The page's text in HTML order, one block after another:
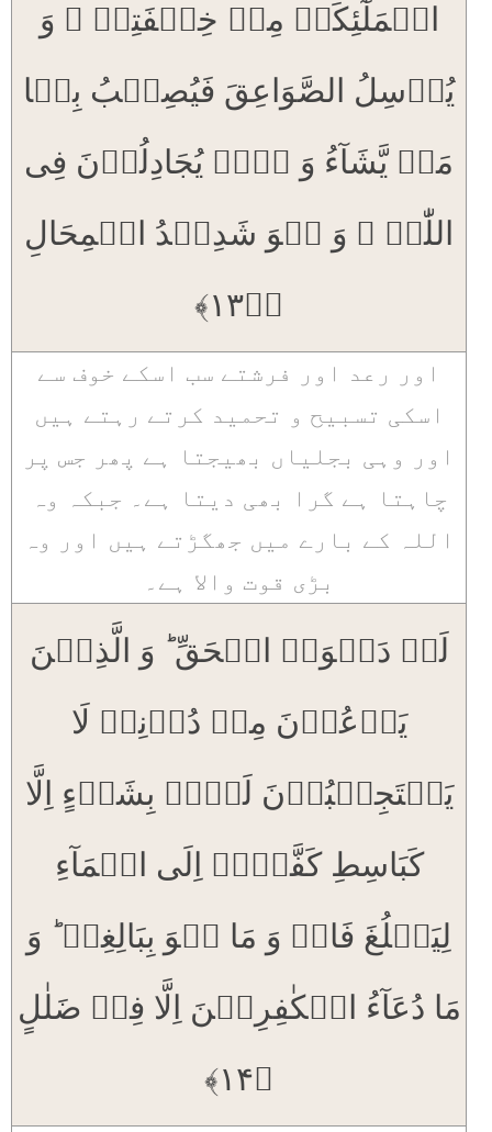
الۡمَلٰٓئِکَۃُ مِنۡ خِیۡفَتِہٖ ۚ وَ
یُرۡسِلُ الصَّوَاعِقَ فَیُصِیۡبُ بِہَا
مَنۡ یَّشَآءُ وَ ہُمۡ یُجَادِلُوۡنَ فِی
اللّٰہِ ۚ وَ ہُوَ شَدِیۡدُ الۡمِحَالِ
﴿ؕ۱۳﴾
اور رعد اور فرشتے سب اسکے خوف سے
اسکی تسبیح و تحمید کرتے رہتے ہیں
اور وہی بجلیاں بھیجتا ہے پھر جس پر
چاہتا ہے گرا بھی دیتا ہے۔ جبکہ وہ
اللہ کے بارے میں جھگڑتے ہیں اور وہ
بڑی قوت والا ہے۔
لَہٗ دَعۡوَۃُ الۡحَقِّ ؕ وَ الَّذِیۡنَ
یَدۡعُوۡنَ مِنۡ دُوۡنِہٖ لَا
یَسۡتَجِیۡبُوۡنَ لَہُمۡ بِشَیۡءٍ اِلَّا
کَبَاسِطِ کَفَّیۡہِ اِلَی الۡمَآءِ
لِیَبۡلُغَ فَاہُ وَ مَا ہُوَ بِبَالِغِہٖ ؕ وَ
مَا دُعَآءُ الۡکٰفِرِیۡنَ اِلَّا فِیۡ ضَلٰلٍ
﴿۱۴﴾